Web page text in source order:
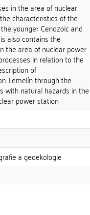
in the area of nuclear
characteristics of the
younger Cenozoic and
also contains the
the area of nuclear power
in relation to the
of
Temelín through the
with natural hazards in the
power station
a geoekologie